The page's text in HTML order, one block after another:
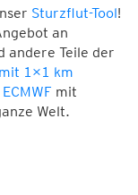
Sturzflut-Tool!
an
andere Teile der
1×1 km
mit
Welt.